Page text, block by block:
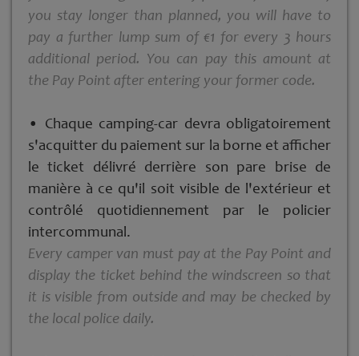
you stay longer than planned, you will have to
pay a further lump sum of €1 for every 3 hours
additional period. You can pay this amount at
the Pay Point after entering your former code.
• Chaque camping­-car devra obligatoirement
s'acquitter du paiement sur la borne et afficher
le ticket délivré derrière son pare ­brise de
manière à ce qu'il soit visible de l'extérieur et
contrôlé quotidiennement par le policier
intercommunal.
Every camper van must pay at the Pay Point and
display the ticket behind the windscreen so that
it is visible from outside and may be checked by
the local police daily.